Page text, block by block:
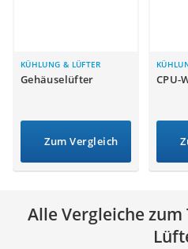
Acer Aspire
Service
KÜHLUNG & LÜFTER
Gehäuselüfter
Zum Vergleich
CPU-
Alle Vergleiche